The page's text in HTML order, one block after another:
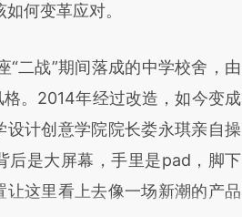
和立场。推荐点击链接阅读原
何变革应对。
二战”期间落成的中学校舍，由
。2014年经过改造，如今变成
计创意学院院长娄永琪亲自操
后是大屏幕，手里是pad，脚下
这里看上去像一场新潮的产品